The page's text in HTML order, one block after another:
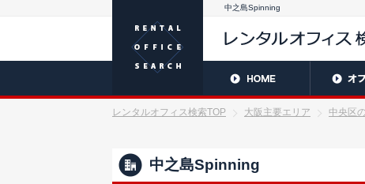
中之島Spinning
レンタルオフィス検索TOP 大阪主要エリア 中央区
中之島Spinning